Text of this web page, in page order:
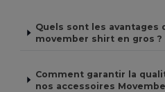
Quels sont les avantages
movember shirt en gros ?
Comment garantir la
nos accessoires